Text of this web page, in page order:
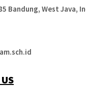
Bandung, West Java,